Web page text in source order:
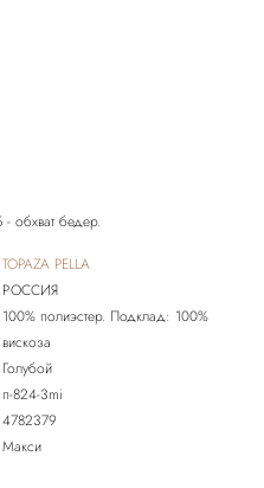
TOPAZA PELLA
РОССИЯ
100% полиэстер. Подклад: 100%
вискоза
Голубой
п-824-3mi
4782379
Макси